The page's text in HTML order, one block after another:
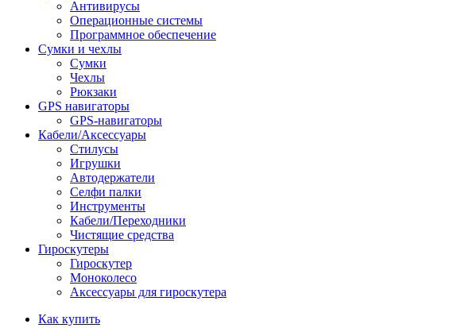
Антивирусы
Операционные системы
Программное обеспечение
Сумки и чехлы
Сумки
Чехлы
Рюкзаки
GPS навигаторы
GPS-навигаторы
Кабели/Аксессуары
Стилусы
Игрушки
Автодержатели
Селфи палки
Инструменты
Кабели/Переходники
Чистящие средства
Гироскутеры
Гироскутер
Моноколесо
Аксессуары для гироскутера
Как купить